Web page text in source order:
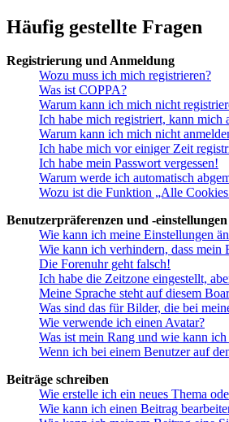
Häufig gestellte Fragen
Registrierung und Anmeldung
Wozu muss ich mich registrieren?
Was ist COPPA?
Warum kann ich mich nicht
Ich habe mich registriert, kann mich
Warum kann ich mich nicht
Ich habe mich vor einiger Zeit
Ich habe mein Passwort vergessen!
Warum werde ich automatisch
Wozu ist die Funktion „Alle Cookies
Benutzerpräferenzen und -einstellungen
Wie kann ich meine Einstellungen
Wie kann ich verhindern, dass mein
Die Forenuhr geht falsch!
Ich habe die Zeitzone eingestellt,
Meine Sprache steht auf diesem
Was sind das für Bilder, die bei
Wie verwende ich einen Avatar?
Was ist mein Rang und wie kann
Wenn ich bei einem Benutzer auf
Beiträge schreiben
Wie erstelle ich ein neues Thema
Wie kann ich einen Beitrag